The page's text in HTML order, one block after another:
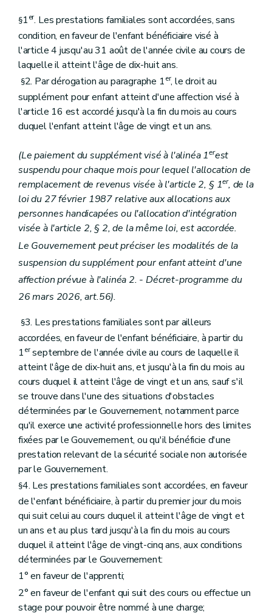
§1er. Les prestations familiales sont accordées, sans
condition, en faveur de l'enfant bénéficiaire visé à
l'article 4 jusqu'au 31 août de l'année civile au cours de
laquelle il atteint l'âge de dix-huit ans.
§2. Par dérogation au paragraphe 1er, le droit au
supplément pour enfant atteint d'une affection visé à
l'article 16 est accordé jusqu'à la fin du mois au cours
duquel l'enfant atteint l'âge de vingt et un ans.
(Le paiement du supplément visé à l'alinéa 1erest
suspendu pour chaque mois pour lequel l'allocation de
remplacement de revenus visée à l'article 2, § 1er, de la
loi du 27 février 1987 relative aux allocations aux
personnes handicapées ou l'allocation d'intégration
visée à l'article 2, § 2, de la même loi, est accordée.
Le Gouvernement peut préciser les modalités de la
suspension du supplément pour enfant atteint d'une
affection prévue à l'alinéa 2. - Décret-programme du
26 mars 2026, art.56).
§3. Les prestations familiales sont par ailleurs
accordées, en faveur de l'enfant bénéficiaire, à partir du
1erseptembre de l'année civile au cours de laquelle il
atteint l'âge de dix-huit ans, et jusqu'à la fin du mois au
cours duquel il atteint l'âge de vingt et un ans, sauf s'il
se trouve dans l'une des situations d'obstacles
déterminées par le Gouvernement, notamment parce
qu'il exerce une activité professionnelle hors des limites
fixées par le Gouvernement, ou qu'il bénéficie d'une
prestation relevant de la sécurité sociale non autorisée
par le Gouvernement.
§4. Les prestations familiales sont accordées, en faveur
de l'enfant bénéficiaire, à partir du premier jour du mois
qui suit celui au cours duquel il atteint l'âge de vingt et
un ans et au plus tard jusqu'à la fin du mois au cours
duquel il atteint l'âge de vingt-cinq ans, aux conditions
déterminées par le Gouvernement:
1° en faveur de l'apprenti;
2° en faveur de l'enfant qui suit des cours ou effectue un
stage pour pouvoir être nommé à une charge;